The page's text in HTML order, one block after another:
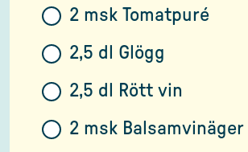
2 msk Tomatpuré
2,5 dl Glögg
2,5 dl Rött vin
2 msk Balsamvinäger